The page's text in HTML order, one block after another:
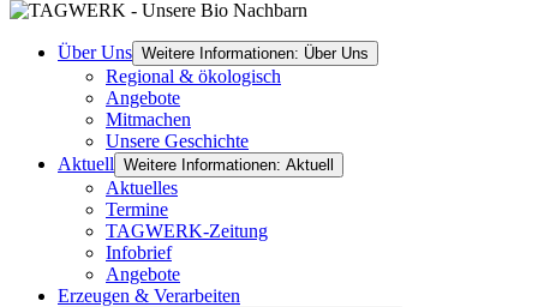
Über Uns Weitere Informationen: Über Uns
Regional & ökologisch
Angebote
Mitmachen
Unsere Geschichte
Aktuell Weitere Informationen: Aktuell
Aktuelles
Termine
TAGWERK-Zeitung
Infobrief
Angebote
Erzeugen & Verarbeiten